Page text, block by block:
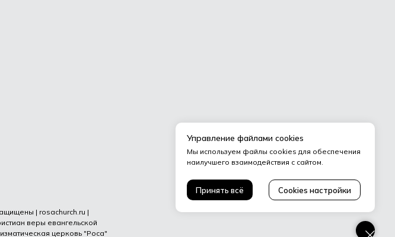
| rosachurch.ru |
веры евангельской
церковь "Роса"
Управление файлами cookies
Мы используем файлы cookies для обеспечения
наилучшего взаимодействия с сайтом.
Принять всё Cookies настройки